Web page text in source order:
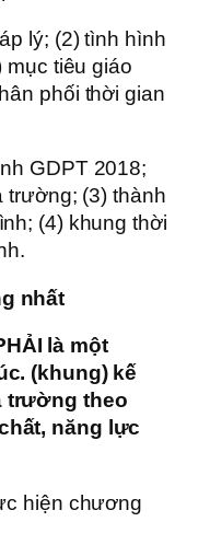
lý; (2) tình hình
mục tiêu giáo
phối thời gian
GDPT 2018;
trường; (3) thành
(4) khung thời
nhất
là một
(khung) kế
trường theo
năng lực
hiện chương